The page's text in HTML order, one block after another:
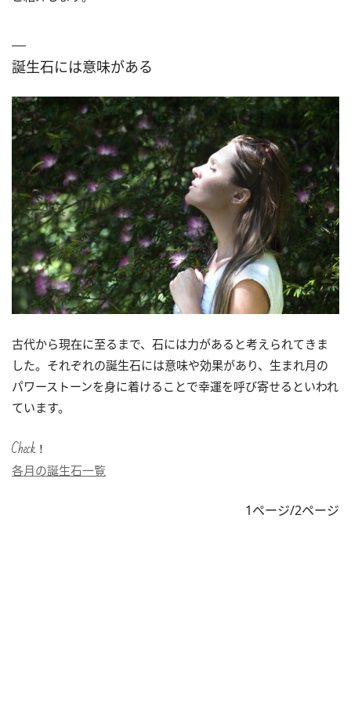
誕生石には意味がある
古代から現在に至るまで、石には力があると考えられてきま
した。それぞれの誕生石には意味や効果があり、生まれ月の
パワーストーンを身に着けることで幸運を呼び寄せるといわれ
ています。
Check！
各月の誕生石一覧
1ページ/2ページ